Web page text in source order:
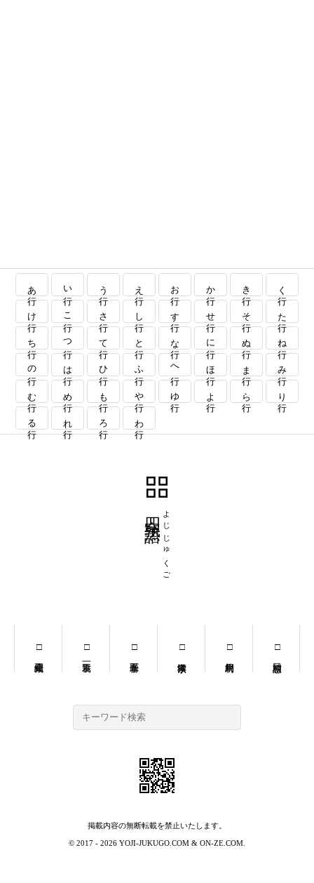
あ行 い行 う行 え行 お行 か行 き行 く行
け行 こ行 さ行 し行 す行 せ行 そ行 た行
ち行 つ行 て行 と行 な行 に行 ぬ行 ね行
の行 は行 ひ行 ふ行 へ行 ほ行 ま行 み行
む行 め行 も行 や行 ゆ行 よ行 ら行 り行
る行 れ行 ろ行 わ行
よじじゅくご
掲載内容の無断転載を禁止いたします。
© 2017 - 2026 YOJI-JUKUGO.COM & ON-ZE.COM